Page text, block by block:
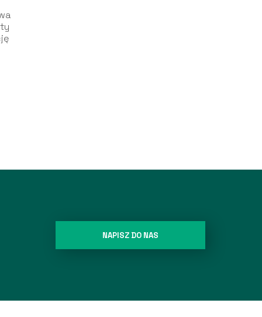
NAPISZ DO NAS